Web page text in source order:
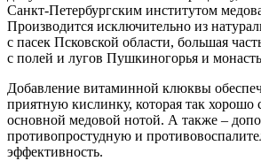
Санкт-Петербургским институтом
Производится исключительно из
с пасек Псковской области, большая
с полей и лугов Пушкиногорья и
Добавление витаминной клюквы
приятную кислинку, которая так хорошо
основной медовой нотой. А также –
противопростудную и
эффективность.